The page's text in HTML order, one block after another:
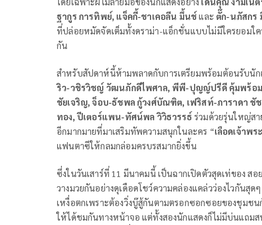
ฐากูร การทิพย์, แจ็คกี้-ชาเคอลีน มึ้นช์ และ ตั๊ก-นภัสกร
ที่ปล่อยหมัดจัดเต็มทั้งดราม่า-แอ็กชั่นแบบไม่มีใครยอมใ
กัน
สำหรับสัปดาห์นี้ห้ามพลาดกับการเตรียมพร้อมต้อนรับนัก
ริว-วชิรวิชญ์ วัฒนภักดีไพศาล, พีพี-ปุญญ์ปรีดี คุ้มพร้อ
ชัยเจริญ, จ็อบ-ธัชพล กู้วงศ์บัณฑิต, เฟริสท์-ภาราดา ชั
ทอง, ปีเตอร์แพน-ทัศน์พล วิวิธวรรธ์ ร่วมด้วยรุ่นใหญ่สา
อีกมากมายที่มาเสริมทัพความสนุกในละคร “เลือดเจ้าพร
แฟนตาซีให้กลมกล่อมครบรสมากยิ่งขึ้น
ซึ่งในวันเสาร์ที่ 11 มีนาคมนี้ เป็นฉากเปิดตัวสุดเท่ของ ส
วางมวยกันอย่างดุเดือดโชว์ความคล่องแคล่วว่องไวกันสุ
เหงื่อตกเพราะต้องวิ่งบู๊สู้กันตามตรอกซอกซอยของชุมช
ให้ได้ชมกันทางหน้าจอ แต่ทั้งสองนักแสดงก็ไม่มีบ่นแถม